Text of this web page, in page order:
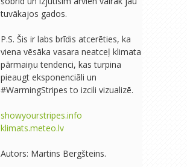
tuvākajos gados.
P.S. Šis ir labs brīdis atcerēties, ka
viena vēsāka vasara neatceļ klimata
pārmaiņu tendenci, kas turpina
pieaugt eksponenciāli un
#WarmingStripes to izcili vizualizē.
showyourstripes.info
klimats.meteo.lv
Autors: Martins Bergšteins.